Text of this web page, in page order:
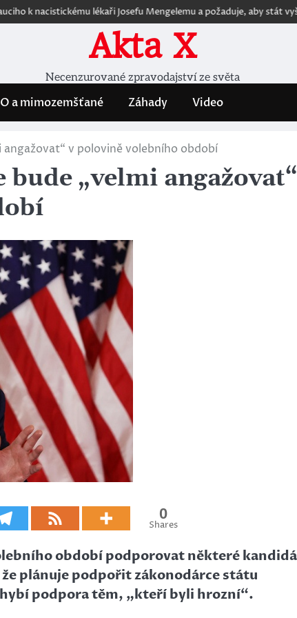
lékaři Josefu Mengelemu a požaduje, aby stát vyšetřil
Akta X
Necenzurované zpravodajství ze světa
a mimozemšťané Záhady Video
v polovině volebního období
„velmi angažovat“
0
Shares
období podporovat některé
plánuje podpořit zákonodárce státu
podpora těm, „kteří byli hrozní“.